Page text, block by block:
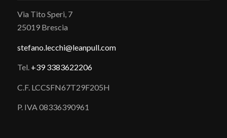
Via Tito Speri, 7
25019 Brescia
stefano. lecchi@leanpull.com
Tel. +39 3383622206
C.F. LCCSFN67T29F205H
P. IVA 08336390961